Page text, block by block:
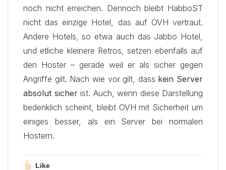
noch nicht erreichen. Dennoch bleibt HabboST
nicht das einzige Hotel, das auf OVH vertraut.
Andere Hotels, so etwa auch das Jabbo Hotel,
und etliche kleinere Retros, setzen ebenfalls auf
den Hoster – gerade weil er als sicher gegen
Angriffe gilt. Nach wie vor gilt, dass kein Server
absolut sicherist. Auch, wenn diese Darstellung
bedenklich scheint, bleibt OVH mit Sicherheit um
einiges besser, als ein Server bei normalen
Hostern.
Like